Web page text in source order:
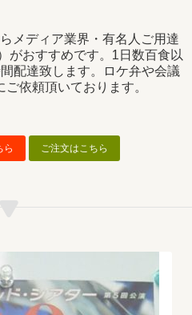
メディア業界・有名人ご用達
がおすすめです。1日数百食以
配達致します。ロケ弁や会議
依頼頂いております。
ら ご注文はこちら